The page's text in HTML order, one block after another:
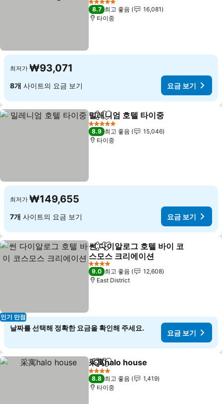
요금 보기
5 성급
8.7 최고 좋음
16,081
타이중
최저가 ₩93,071
8개 사이트의 요금 보기 요금 보기
공유 즐겨찾기에 추가
밀레니엄 호텔 타이중
5 성급
8.9 최고 좋음
15,046
타이중
최저가 ₩149,655
7개 사이트의 요금 보기 요금 보기
인기 만점
공유 즐겨찾기에 추가
썬 다이알로그 호텔 바이 코
스모스 크리에이션
요금 보기
4 성급
9.0 최고 좋음
12,608
East District
날짜를 선택해 정확한 요금을 확인해 주세요.
요금 보기
공유 즐겨찾기에 추가
采寓halo house
4 성급
8.8 최고 좋음
1,419
타이중